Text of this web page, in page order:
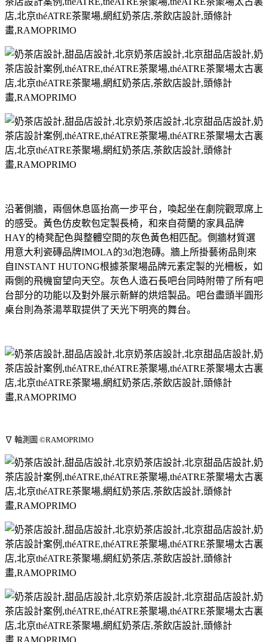
沿著側牆，兩個休息區抬高一步平台，喚起坐在劇院觀眾席上
的感受。黃色仿皮軟包定製長椅，和來自荷蘭的家具品牌
HAY的椅凳配色與整體空間的灰色黃色相匹配。側牆材質選
用意大利瓷磚品牌IMOLA的3d泡泡磚。牆上所掛藝術品則來
自INSTANT HUTONG根據茶聚場品牌元素定製的光柵板，如
兩側的飛機窗望向天空。灰色人造石長吧台同時附帶了所有吧
台部分的功能以及對外展示新鮮的烘焙製品。吧台盡頭半圓形
桌台則為茶湯萃取提供了天光下明亮的舞台。
∇ 軸測圖 ©RAMOPRIMO